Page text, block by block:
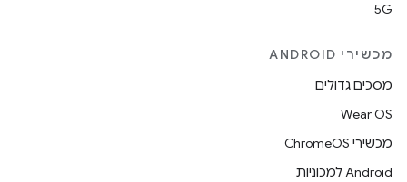
5G
מכשירי ANDROID
מסכים גדולים
Wear OS
מכשירי ChromeOS
Android למכוניות